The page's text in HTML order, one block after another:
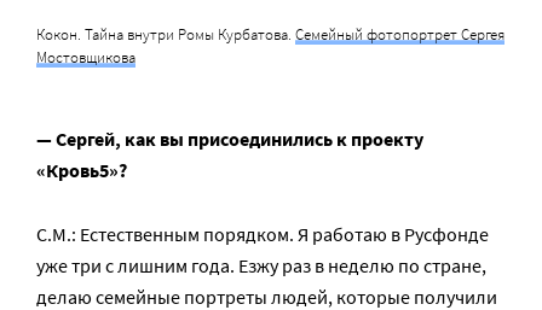
Кокон. Тайна внутри Ромы Курбатова. Семейный фотопортрет Сергея
Мостовщикова
— Сергей, как вы присоединились к проекту
«Кровь5»?
С.М.: Естественным порядком. Я работаю в Русфонде
уже три с лишним года. Езжу раз в неделю по стране,
делаю семейные портреты людей, которые получили